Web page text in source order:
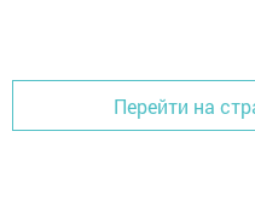
Перейти на